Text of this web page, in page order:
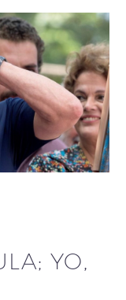
YO,